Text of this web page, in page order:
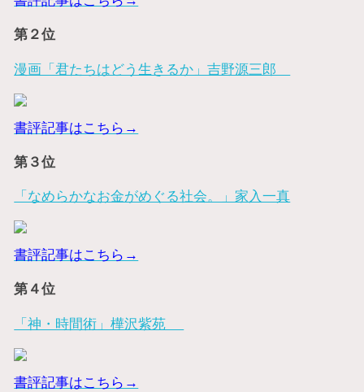
第２位
漫画「君たちはどう生きるか」吉野源三郎
書評記事はこちら→
第３位
「なめらかなお金がめぐる社会。」家入一真
書評記事はこちら→
第４位
「神・時間術」樺沢紫苑
書評記事はこちら→